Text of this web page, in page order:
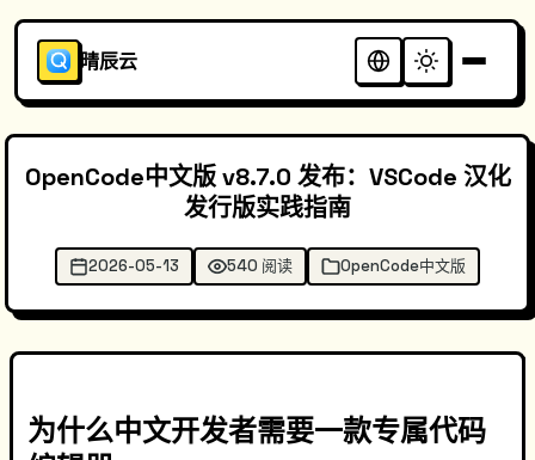
晴辰云
OpenCode中文版 v8.7.0 发布：VSCode 汉化
发行版实践指南
2026-05-13 540 阅读 OpenCode中文版
为什么中文开发者需要一款专属代码